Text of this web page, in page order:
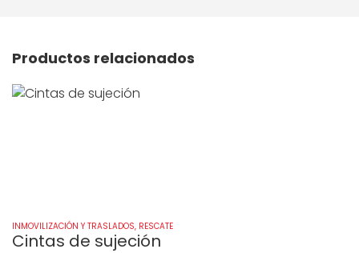
Productos relacionados
INMOVILIZACIÓN Y TRASLADOS, RESCATE
Cintas de sujeción